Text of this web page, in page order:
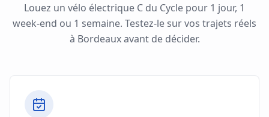
Louez un vélo électrique C du Cycle pour 1 jour, 1
week-end ou 1 semaine. Testez-le sur vos trajets réels
à Bordeauxavant de décider.